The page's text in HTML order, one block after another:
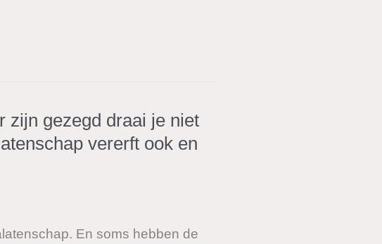
zijn gezegd draai je niet
vererft ook en
En soms hebben de